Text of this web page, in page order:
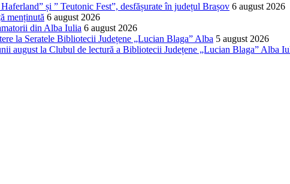
și ” Teutonic Fest”, desfășurate în județul Brașov 6 august 2026
menținută 6 august 2026
din Alba Iulia 6 august 2026
la Seratele Bibliotecii Județene „Lucian Blaga” Alba 5 august 2026
august la Clubul de lectură a Bibliotecii Județene „Lucian Blaga” Alba